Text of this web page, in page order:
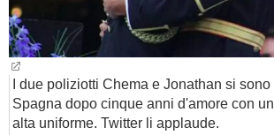
I due poliziotti Chema e Jonathan si
Spagna dopo cinque anni d'amore con
alta uniforme. Twitter li applaude.